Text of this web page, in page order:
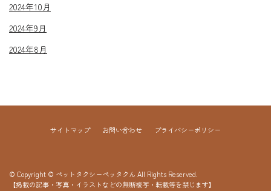
2024年10月
2024年9月
2024年8月
サイトマップ お問い合わせ プライバシーポリシー
© Copyright © ペットタクシーペッタクん All Rights Reserved.
【掲載の記事・写真・イラストなどの無断複写・転載等を禁じます】